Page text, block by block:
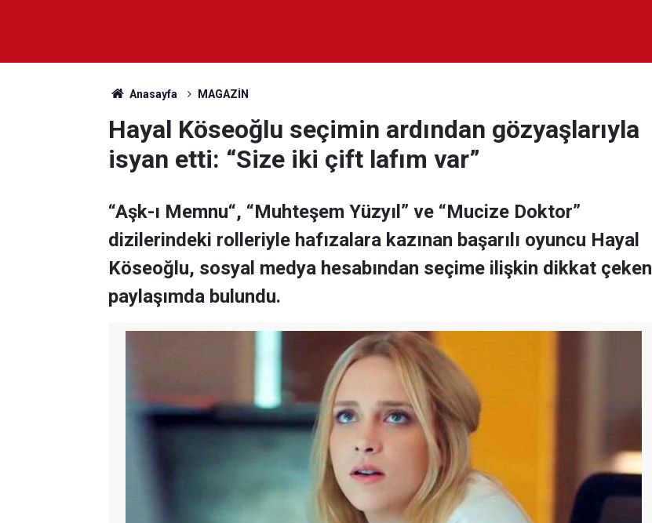
Anasayfa MAGAZİN
Hayal Köseoğlu seçimin ardından gözyaşlarıyla
isyan etti: “Size iki çift lafım var”
“Aşk-ı Memnu“, “Muhteşem Yüzyıl” ve “Mucize Doktor”
dizilerindeki rolleriyle hafızalara kazınan başarılı oyuncu Hayal
Köseoğlu, sosyal medya hesabından seçime ilişkin dikkat çeken
paylaşımda bulundu.